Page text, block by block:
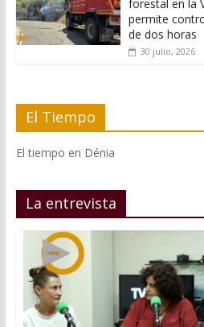
forestal en la
permite
de dos horas
30 julio, 2026
El Tiempo
El tiempo en Dénia
La entrevista